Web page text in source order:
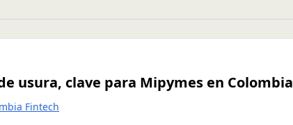
usura, clave para Mipymes en Colombia
Fintech